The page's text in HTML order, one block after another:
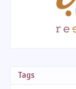
Tags